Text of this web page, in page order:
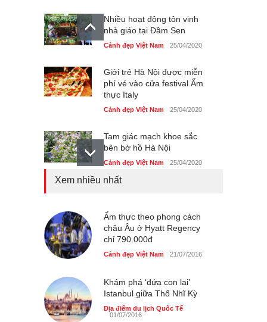
Nhiều hoạt động tôn vinh
nhà giáo tại Đầm Sen
Cảnh đẹp Việt Nam 25/04/2020
Giới trẻ Hà Nội được miễn
phí vé vào cửa festival Ẩm
thực Italy
Cảnh đẹp Việt Nam 25/04/2020
Tam giác mạch khoe sắc
bên bờ hồ Hà Nội
Cảnh đẹp Việt Nam 25/04/2020
Cảnh đẹp Việt Nam 24/04/2020
Chợ đêm Phú Quốc có nhà
vệ sinh miễn phí
40 xe ôtô du lịch tự lái đầu
tiên qua cửa khẩu Móng Cái
Xem nhiều nhất
Ẩm thực theo phong cách
châu Âu ở Hyatt Regency
chỉ 790.000đ
Cảnh đẹp Việt Nam 21/07/2016
Khám phá ‘đứa con lai’
Istanbul giữa Thổ Nhĩ Kỳ
Địa điểm du lịch Quốc Tế
01/07/2016